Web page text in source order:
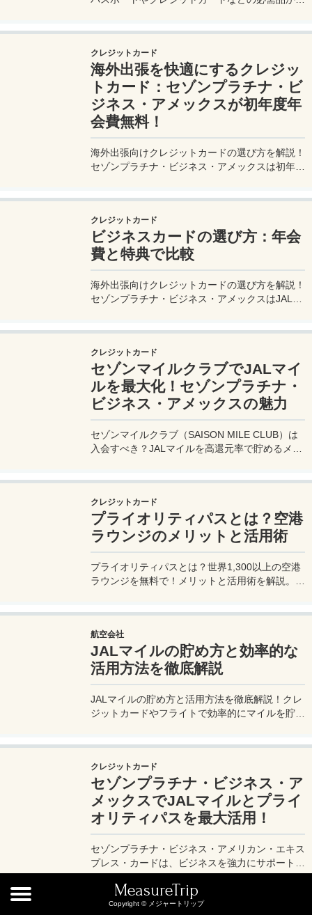
ャートリップで今すぐチェック！
クレジットカード
海外出張を快適にするクレジッ
トカード：セゾンプラチナ・ビ
ジネス・アメックスが初年度年
会費無料！
海外出張向けクレジットカードの選び方を解説！
セゾンプラチナ・ビジネス・アメックスは初年度
クレジットカード
ビジネスカードの選び方：年会
費と特典で比較
海外出張向けクレジットカードの選び方を解説！
セゾンプラチナ・ビジネス・アメックスはJALマ
クレジットカード
セゾンマイルクラブでJALマイ
ルを最大化！セゾンプラチナ・
ビジネス・アメックスの魅力
セゾンマイルクラブ（SAISON MILE CLUB）は
入会すべき？JALマイルを高還元率で貯めるメリ
クレジットカード
プライオリティパスとは？空港
ラウンジのメリットと活用術
プライオリティパスとは？世界1,300以上の空港
ラウンジを無料で！メリットと活用術を解説。セ
航空会社
JALマイルの貯め方と効率的な
活用方法を徹底解説
JALマイルの貯め方と活用方法を徹底解説！クレ
ジットカードやフライトで効率的にマイルを貯
クレジットカード
セゾンプラチナ・ビジネス・ア
メックスでJALマイルとプライ
オリティパスを最大活用！
セゾンプラチナ・ビジネス・アメリカン・エキス
プレス・カードは、ビジネスを強力にサポートす
るプラチナカードです。世界中の空港ラウンジを
利用できるプライオリティパスが付帯。さらに、
JALマイルが効率的に貯まり、出張が多い方にも
MeasureTrip
Copyright © メジャートリップ